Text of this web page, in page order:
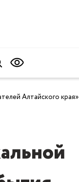
Алтайского края»